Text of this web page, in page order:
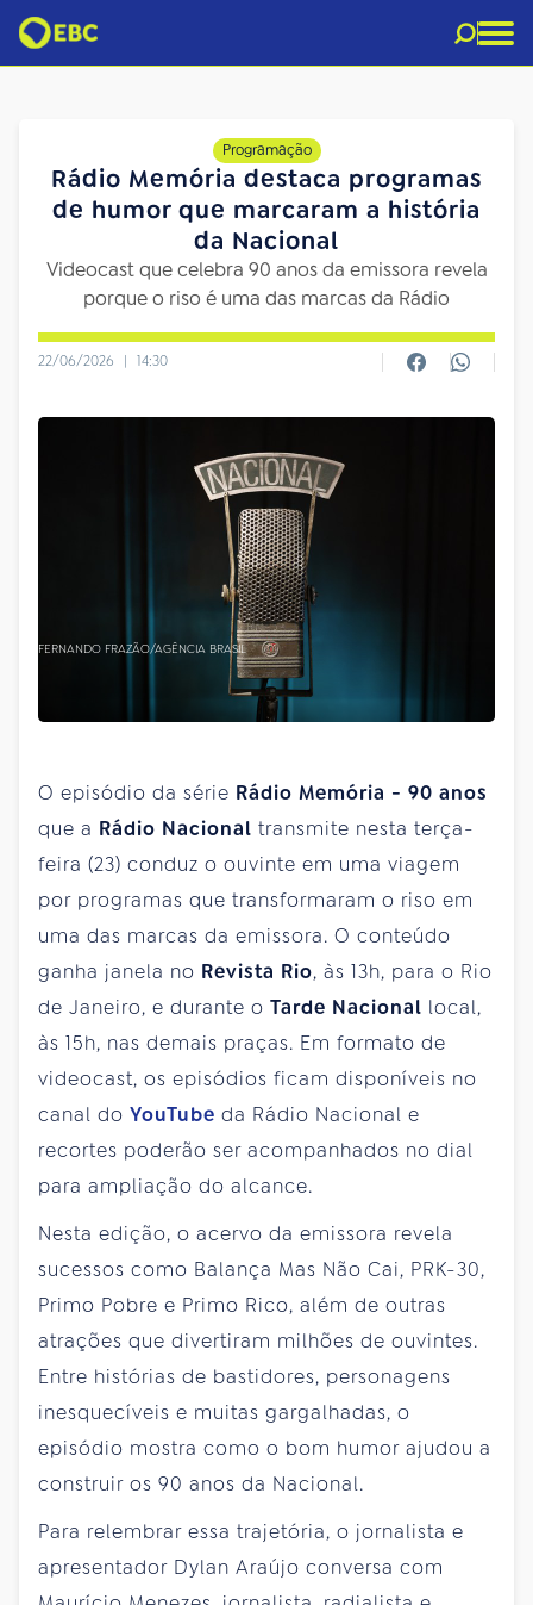
Programação
Rádio Memória destaca programas
de humor que marcaram a história
da Nacional
Videocast que celebra 90 anos da emissora revela
porque o riso é uma das marcas da Rádio
22/06/2026 | 14:30
FERNANDO FRAZÃO/AGÊNCIA BRASIL
O episódio da série Rádio Memória - 90 anos
que a Rádio Nacional transmite nesta terça-
feira (23) conduz o ouvinte em uma viagem
por programas que transformaram o riso em
uma das marcas da emissora. O conteúdo
ganha janela no Revista Rio, às 13h, para o Rio
de Janeiro, e durante o Tarde Nacional local,
às 15h, nas demais praças. Em formato de
videocast, os episódios ficam disponíveis no
canal do YouTube da Rádio Nacional e
recortes poderão ser acompanhados no dial
para ampliação do alcance.
Nesta edição, o acervo da emissora revela
sucessos como Balança Mas Não Cai, PRK-30,
Primo Pobre e Primo Rico, além de outras
atrações que divertiram milhões de ouvintes.
Entre histórias de bastidores, personagens
inesquecíveis e muitas gargalhadas, o
episódio mostra como o bom humor ajudou a
construir os 90 anos da Nacional.
Para relembrar essa trajetória, o jornalista e
apresentador Dylan Araújo conversa com